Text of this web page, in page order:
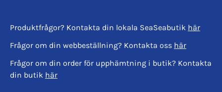
Produktfrågor? Kontakta din lokala SeaSeabutik här
Frågor om din webbeställning? Kontakta oss här
Frågor om din order för upphämtning i butik? Kontakta
din butik här